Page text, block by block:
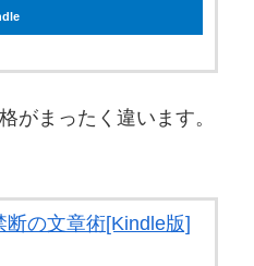
がまったく違います。
断の文章術[Kindle版]